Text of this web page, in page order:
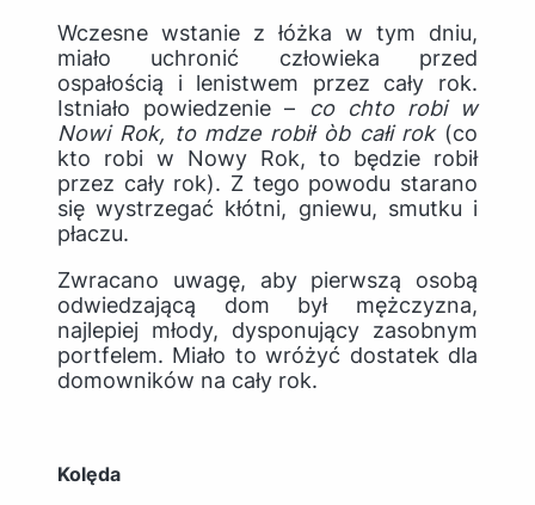
Wczesne wstanie z łóżka w tym dniu,
miało uchronić człowieka przed
ospałością i lenistwem przez cały rok.
Istniało powiedzenie –
co chto robi w
Nowi Rok, to mdze robił òb całi rok (co
kto robi w Nowy Rok, to będzie robił
przez cały rok). Z tego powodu starano
się wystrzegać kłótni, gniewu, smutku i
płaczu.
Zwracano uwagę, aby pierwszą osobą
odwiedzającą dom był mężczyzna,
najlepiej młody, dysponujący zasobnym
portfelem. Miało to wróżyć dostatek dla
domowników na cały rok.
Kolęda